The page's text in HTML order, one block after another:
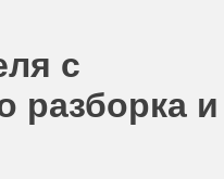
с
разборка и